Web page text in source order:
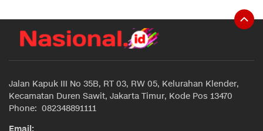
Jalan Kapuk III No 35B, RT 03, RW 05, Kelurahan Klender,
Kecamatan Duren Sawit, Jakarta Timur, Kode Pos 13470
Phone: 082348891111